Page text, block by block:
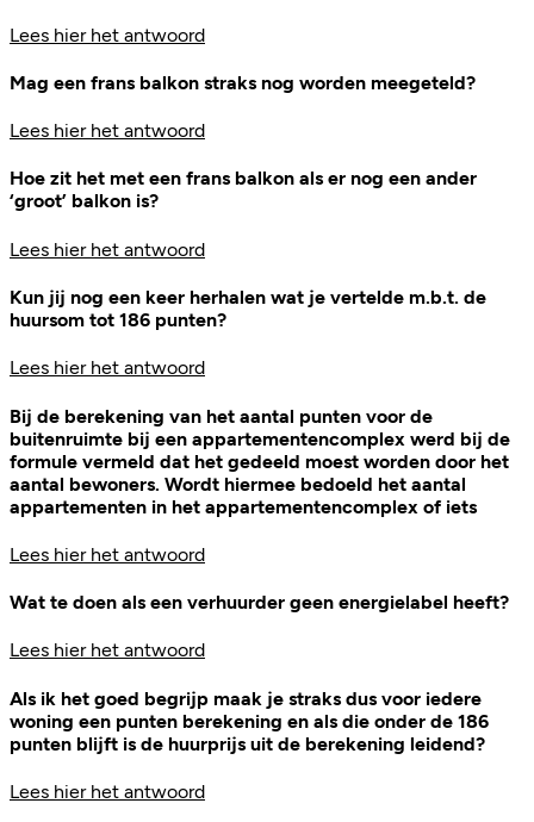
Lees hier het antwoord
Mag een frans balkon straks nog worden meegeteld?
Lees hier het antwoord
Hoe zit het met een frans balkon als er nog een ander
‘groot’ balkon is?
Lees hier het antwoord
Kun jij nog een keer herhalen wat je vertelde m.b.t. de
huursom tot 186 punten?
Lees hier het antwoord
Bij de berekening van het aantal punten voor de
buitenruimte bij een appartementencomplex werd bij de
formule vermeld dat het gedeeld moest worden door het
aantal bewoners. Wordt hiermee bedoeld het aantal
appartementen in het appartementencomplex of iets
Lees hier het antwoord
Wat te doen als een verhuurder geen energielabel heeft?
Lees hier het antwoord
Als ik het goed begrijp maak je straks dus voor iedere
woning een punten berekening en als die onder de 186
punten blijft is de huurprijs uit de berekening leidend?
Lees hier het antwoord